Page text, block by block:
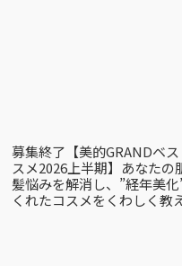
募集終了【美的GRANDベス
スメ2026上半期】あなたの
髪悩みを解消し、”経年美化
くれたコスメをくわしく教